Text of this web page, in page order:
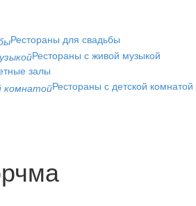
Рестораны для свадьбы
Рестораны с живой музыкой
залы
Рестораны с детской комнатой